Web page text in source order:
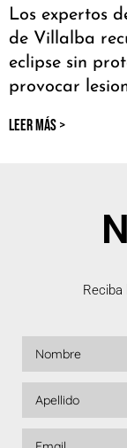
Los expertos
de Villalba
eclipse sin
provocar
LEER MÁS >
Reciba